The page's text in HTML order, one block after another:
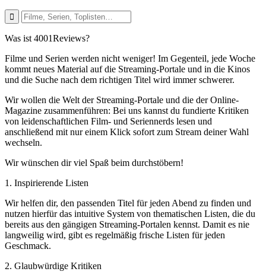
Was ist 4001Reviews?
Filme und Serien werden nicht weniger! Im Gegenteil, jede Woche
kommt neues Material auf die Streaming-Portale und in die Kinos
und die Suche nach dem richtigen Titel wird immer schwerer.
Wir wollen die Welt der Streaming-Portale und die der Online-
Magazine zusammenführen: Bei uns kannst du fundierte Kritiken
von leidenschaftlichen Film- und Seriennerds lesen und
anschließend mit nur einem Klick sofort zum Stream deiner Wahl
wechseln.
Wir wünschen dir viel Spaß beim durchstöbern!
1. Inspirierende Listen
Wir helfen dir, den passenden Titel für jeden Abend zu finden und
nutzen hierfür das intuitive System von thematischen Listen, die du
bereits aus den gängigen Streaming-Portalen kennst. Damit es nie
langweilig wird, gibt es regelmäßig frische Listen für jeden
Geschmack.
2. Glaubwürdige Kritiken